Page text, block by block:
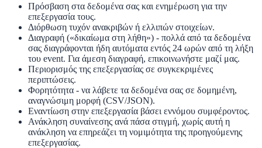
Πρόσβαση στα δεδομένα σας και ενημέρωση για την
επεξεργασία τους.
Διόρθωση τυχόν ανακριβών ή ελλιπών στοιχείων.
Διαγραφή («δικαίωμα στη λήθη») - πολλά από τα δεδομένα
σας διαγράφονται ήδη αυτόματα εντός 24 ωρών από τη λήξη
του event. Για άμεση διαγραφή, επικοινωνήστε μαζί μας.
Περιορισμός της επεξεργασίας σε συγκεκριμένες
περιπτώσεις.
Φορητότητα - να λάβετε τα δεδομένα σας σε δομημένη,
αναγνώσιμη μορφή (CSV/JSON).
Εναντίωση στην επεξεργασία βάσει εννόμου συμφέροντος.
Ανάκληση συναίνεσης ανά πάσα στιγμή, χωρίς αυτή η
ανάκληση να επηρεάζει τη νομιμότητα της προηγούμενης
επεξεργασίας.